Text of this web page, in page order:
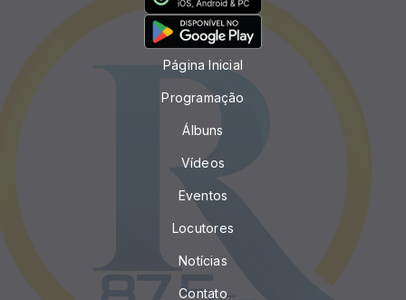
Página Inicial
Programação
Álbuns
Vídeos
Eventos
Locutores
Notícias
Contato